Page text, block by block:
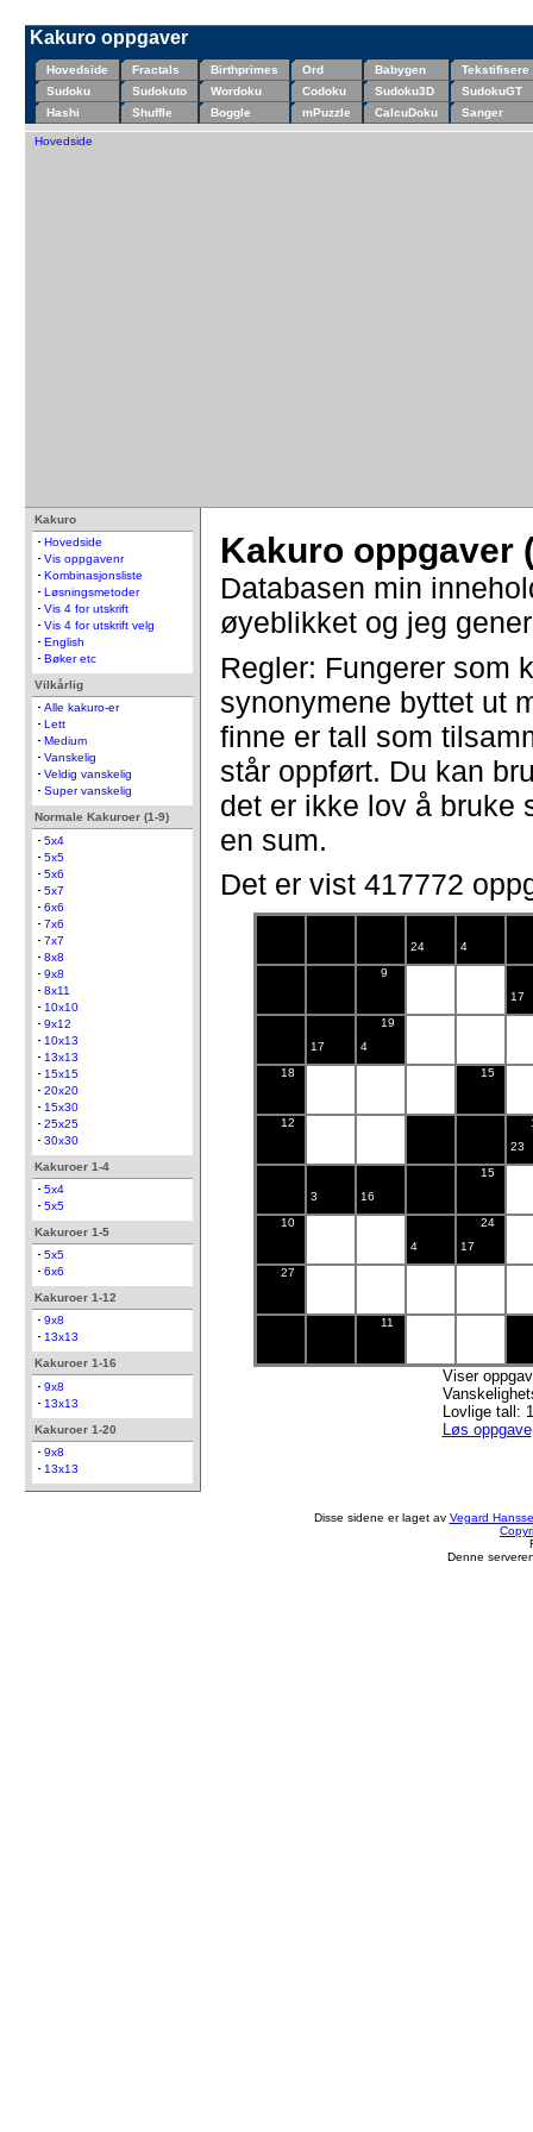
Kakuro oppgaver
Hovedside Fractals Birthprimes Ord Babygen
Tekstifisere
Sudoku
Sudokuto Wordoku Codoku Sudoku3D
SudokuGT
Hashi
Shuffle Boggle mPuzzle CalcuDoku Sanger
Hovedside
Kakuro
Hovedside
Vis oppgavenr
Kombinasjonsliste
Løsningsmetoder
Vis 4 for utskrift
Vis 4 for utskrift velg
English
Bøker etc
Vilkårlig
Alle kakuro-er
Lett
Medium
Vanskelig
Veldig vanskelig
Super vanskelig
Normale Kakuroer (1-9)
5x4
5x5
5x6
5x7
6x6
7x6
7x7
8x8
9x8
8x11
10x10
9x12
10x13
13x13
15x15
20x20
15x30
25x25
30x30
Kakuroer 1-4
5x4
5x5
Kakuroer 1-5
5x5
6x6
Kakuroer 1-12
9x8
13x13
Kakuroer 1-16
9x8
13x13
Kakuroer 1-20
9x8
13x13
Kakuro oppgaver
Databasen min
øyeblikket og jeg
Regler: Fungerer som
synonymene byttet ut
finne er tall som
står oppført. Du kan
det er ikke lov å bruke
en sum.
Det er vist 417772
24
4
9
17
17
19
4
18
15
12
23
3 16
15
10
4
24
17
27
11
Viser
Lovlige tall:
Løs oppgave
Disse sidene er laget av Vegard
Denne